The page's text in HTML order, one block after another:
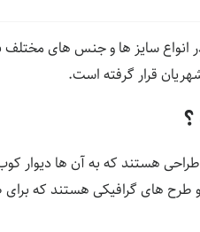
انواع سایز ها و جنس های
قرار گرفته است.
هستند که به آن ها دیوار
طرح های گرافیکی هستند که